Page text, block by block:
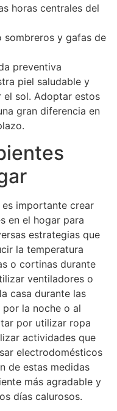
horas centrales del
y gafas de
preventiva
piel saludable y
el sol. Adoptar estos
gran diferencia en
es importante crear
en el hogar para
estrategias que
la temperatura
o cortinas durante
ventiladores o
casa durante las
la noche o al
por utilizar ropa
actividades que
electrodomésticos
de estas medidas
más agradable y
días calurosos.